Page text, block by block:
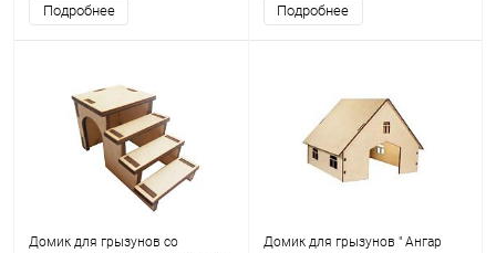
Подробнее Подробнее
Домик для грызунов со
Домик для грызунов " Ангар